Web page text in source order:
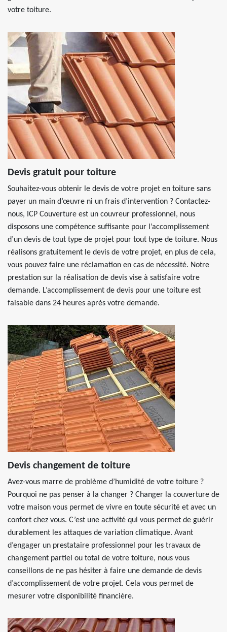
votre toiture.
Devis gratuit pour toiture
Souhaitez-vous obtenir le devis de votre projet en toiture sans
payer un main d’œuvre ni un frais d’intervention ? Contactez-
nous, ICP Couverture est un couvreur professionnel, nous
disposons une compétence suffisante pour l’accomplissement
d’un devis de tout type de projet pour tout type de toiture. Nous
réalisons gratuitement le devis de votre projet, en plus de cela,
vous pouvez faire une réclamation en cas de nécessité. Notre
prestation sur la réalisation de devis vise à satisfaire votre
demande. L’accomplissement de devis pour une toiture est
faisable dans 24 heures après votre demande.
Devis changement de toiture
Avez-vous marre de problème d’humidité de votre toiture ?
Pourquoi ne pas penser à la changer ? Changer la couverture de
votre maison vous permet de vivre en toute sécurité et avec un
confort chez vous. C’est une activité qui vous permet de guérir
durablement les attaques de variation climatique. Avant
d’engager un prestataire professionnel pour les travaux de
changement partiel ou total de votre toiture, nous vous
conseillons de ne pas hésiter à faire une demande de devis
d’accomplissement de votre projet. Cela vous permet de
mesurer votre disponibilité financière.